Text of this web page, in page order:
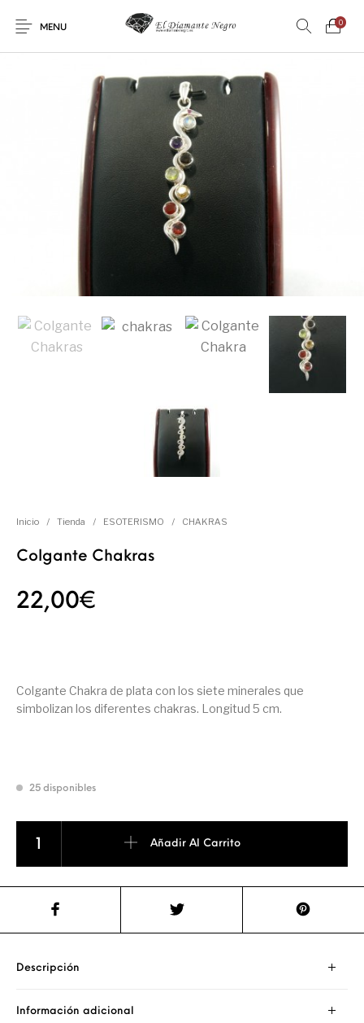
MENU
0
DECORACIÓN
Inicio / Tienda / ESOTERISMO / CHAKRAS
Colgante Chakras
22,00€
Colgante Chakra de plata con los siete minerales que
simbolizan los diferentes chakras. Longitud 5 cm.
25 disponibles
Añadir Al Carrito
Descripción
Información adicional